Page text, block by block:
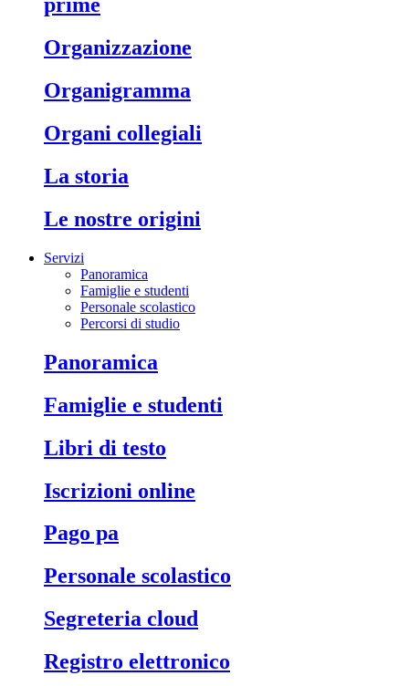
prime
organizzazione
organigramma
organi collegiali
la storia
le nostre origini
Servizi
Panoramica
Famiglie e studenti
Personale scolastico
Percorsi di studio
panoramica
famiglie e studenti
libri di testo
iscrizioni online
pago pa
personale scolastico
segreteria cloud
registro elettronico